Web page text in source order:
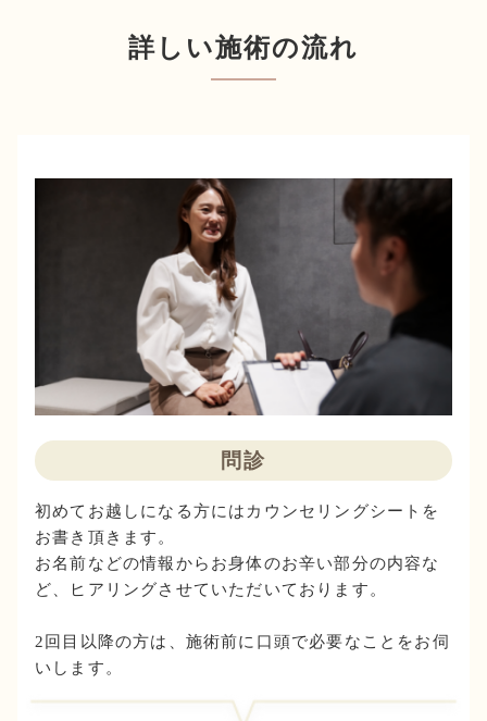
詳しい施術の流れ
問診
初めてお越しになる方にはカウンセリングシートを
お書き頂きます。
お名前などの情報からお身体のお辛い部分の内容な
ど、ヒアリングさせていただいております。
2回目以降の方は、施術前に口頭で必要なことをお伺
いします。